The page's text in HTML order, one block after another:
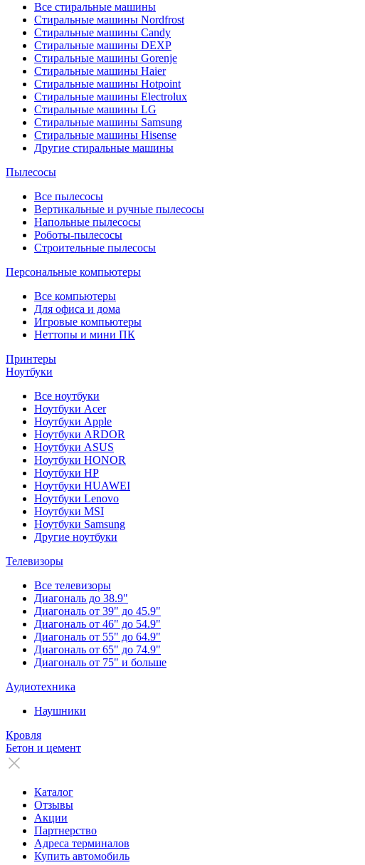
Все стиральные машины
Стиральные машины Nordfrost
Стиральные машины Candy
Стиральные машины DEXP
Стиральные машины Gorenje
Стиральные машины Haier
Стиральные машины Hotpoint
Стиральные машины Electrolux
Стиральные машины LG
Стиральные машины Samsung
Стиральные машины Hisense
Другие стиральные машины
Пылесосы
Все пылесосы
Вертикальные и ручные пылесосы
Напольные пылесосы
Роботы-пылесосы
Строительные пылесосы
Персональные компьютеры
Все компьютеры
Для офиса и дома
Игровые компьютеры
Неттопы и мини ПК
Принтеры
Ноутбуки
Все ноутбуки
Ноутбуки Acer
Ноутбуки Apple
Ноутбуки ARDOR
Ноутбуки ASUS
Ноутбуки HONOR
Ноутбуки HP
Ноутбуки HUAWEI
Ноутбуки Lenovo
Ноутбуки MSI
Ноутбуки Samsung
Другие ноутбуки
Телевизоры
Все телевизоры
Диагональ до 38.9"
Диагональ от 39" до 45.9"
Диагональ от 46" до 54.9"
Диагональ от 55" до 64.9"
Диагональ от 65" до 74.9"
Диагональ от 75" и больше
Аудиотехника
Наушники
Кровля
Бетон и цемент
Каталог
Отзывы
Акции
Партнерство
Адреса терминалов
Купить автомобиль